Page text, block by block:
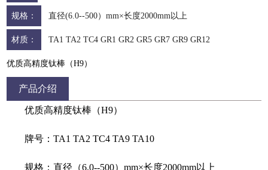
规格： 直径(6.0--500）mm×长度2000mm以上
材质： TA1 TA2 TC4 GR1 GR2 GR5 GR7 GR9 GR12
优质高精度钛棒（H9）
产品介绍
优质高精度钛棒（H9）
牌号：TA1 TA2 TC4 TA9 TA10
规格：直径（6.0--500）mm×长度2000mm以上